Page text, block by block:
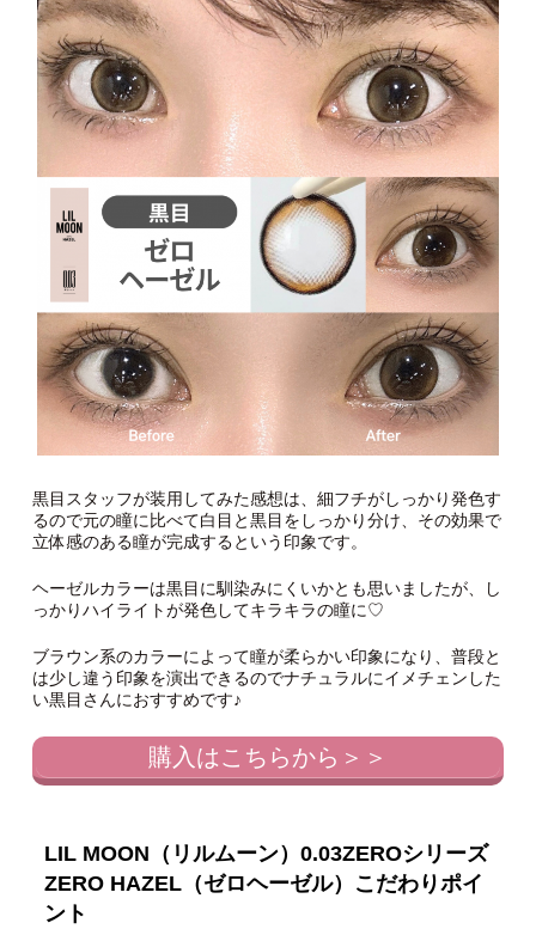
黒目スタッフが装用してみた感想は、細フチがしっかり発色す
るので元の瞳に比べて白目と黒目をしっかり分け、その効果で
立体感のある瞳が完成するという印象です。
ヘーゼルカラーは黒目に馴染みにくいかとも思いましたが、し
っかりハイライトが発色してキラキラの瞳に♡
ブラウン系のカラーによって瞳が柔らかい印象になり、普段と
は少し違う印象を演出できるのでナチュラルにイメチェンした
い黒目さんにおすすめです♪
購入はこちらから＞＞
LIL MOON（リルムーン）0.03ZEROシリーズ
ZERO HAZEL（ゼロヘーゼル）こだわりポイ
ント